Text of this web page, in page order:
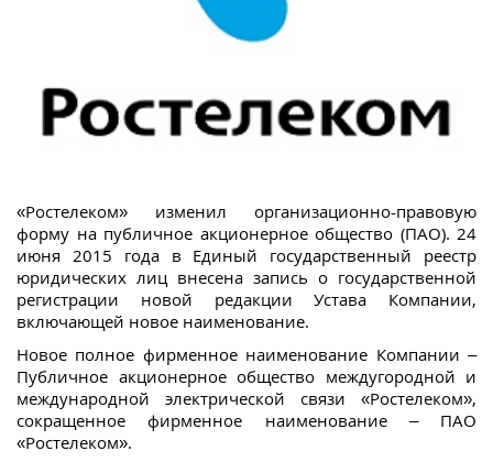
«Ростелеком» изменил организационно-правовую
форму на публичное акционерное общество (ПАО). 24
июня 2015 года в Единый государственный реестр
юридических лиц внесена запись о государственной
регистрации новой редакции Устава Компании,
включающей новое наименование.
Новое полное фирменное наименование Компании –
Публичное акционерное общество междугородной и
международной электрической связи «Ростелеком»,
сокращенное фирменное наименование – ПАО
«Ростелеком».